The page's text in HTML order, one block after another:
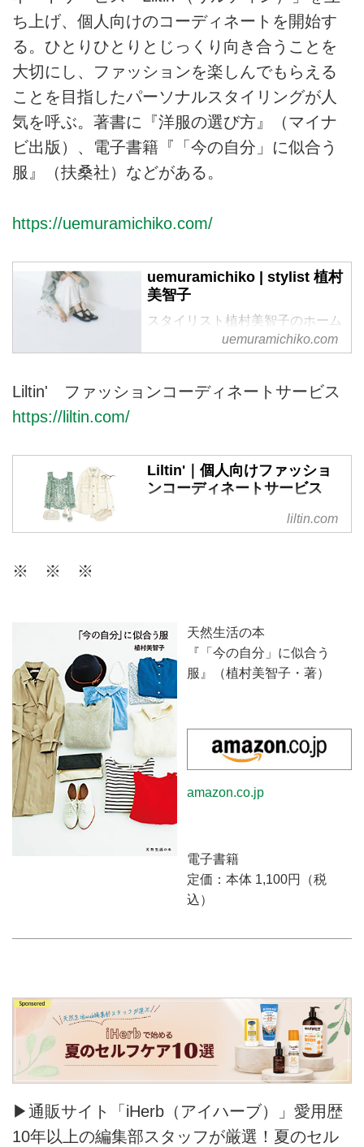
ち上げ、個人向けのコーディネートを開始す
る。ひとりひとりとじっくり向き合うことを
大切にし、ファッションを楽しんでもらえる
ことを目指したパーソナルスタイリングが人
気を呼ぶ。著書に『洋服の選び方』（マイナ
ビ出版）、電子書籍『「今の自分」に似合う
服』（扶桑社）などがある。
https://uemuramichiko.com/
uemuramichiko | stylist 植村
美智子
スタイリスト植村美智子のホーム
ページです。uemuramichiko.com
Liltin' ファッションコーディネートサービス
https://liltin.com/
Liltin'｜個人向けファッショ
ンコーディネートサービス
リルティンは、個人の方が日頃の
ファッションに関するお悩みを相
しむお手伝いをいたします。
liltin.com
※ ※ ※
天然生活の本
『「今の自分」に似合う
服』（植村美智子・著）
amazon.co.jp
電子書籍
定価：本体 1,100円（税
込）
▶通販サイト「iHerb（アイハーブ）」愛用歴
10年以上の編集部スタッフが厳選！夏のセル